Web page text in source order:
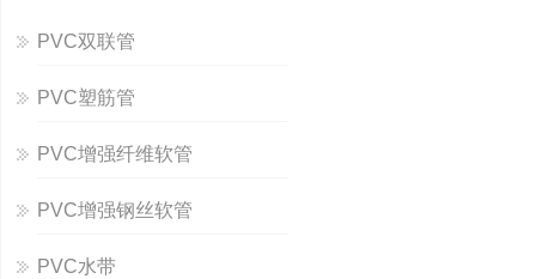
PVC双联管
PVC塑筋管
PVC增强纤维软管
PVC增强钢丝软管
PVC水带